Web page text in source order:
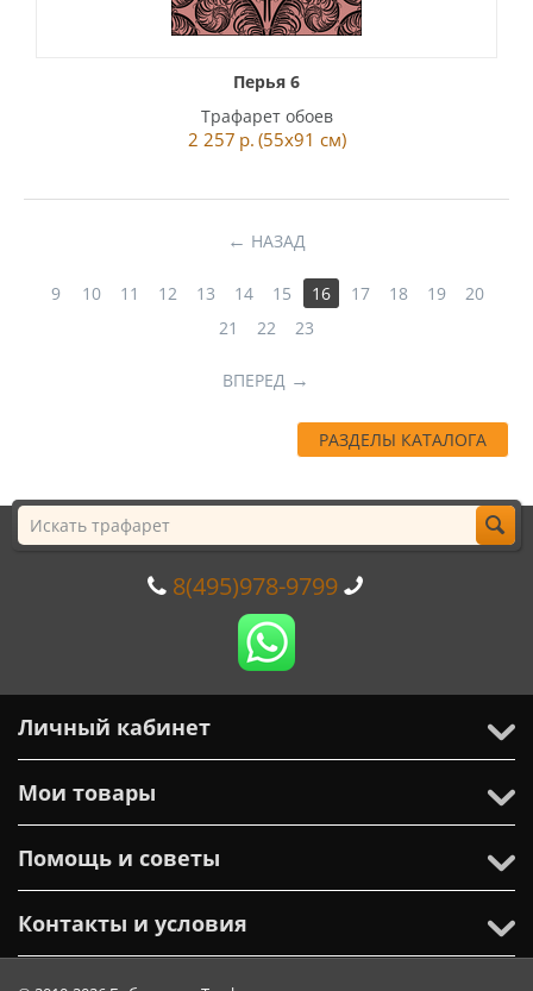
Перья 6
Трафарет обоев
2 257 р. (55x91 см)
НАЗАД
9 10 11 12 13 14 15 16 17 18 19
20
21
22 23
ВПЕРЕД
РАЗДЕЛЫ КАТАЛОГА
8(495)978-9799
Личный кабинет
Мои товары
Помощь и советы
Контакты и условия